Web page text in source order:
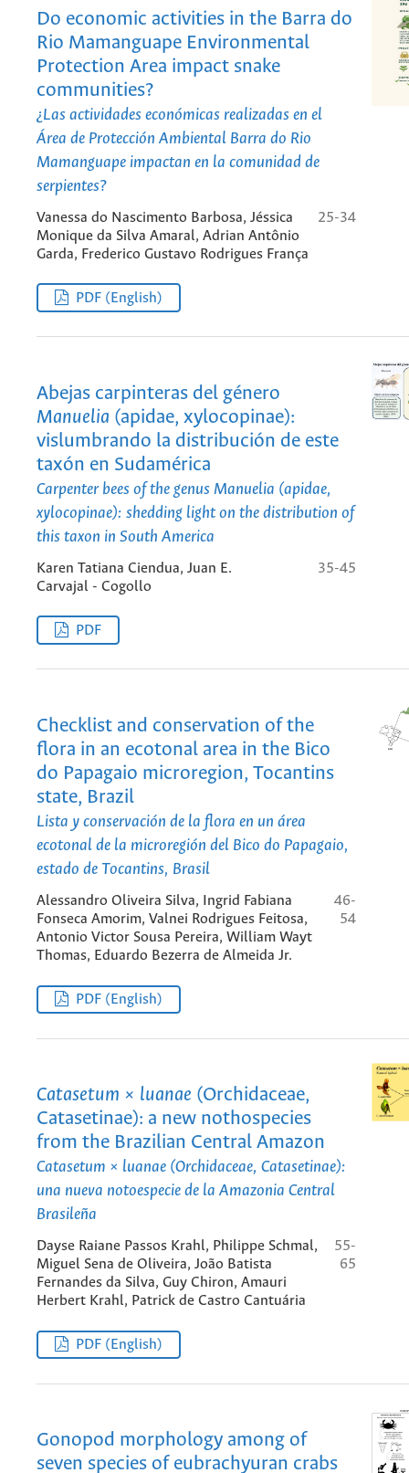
Do economic activities in the Barra do
Rio Mamanguape Environmental
Protection Area impact snake
communities?
¿Las actividades económicas realizadas en el
Área de Protección Ambiental Barra do Rio
Mamanguape impactan en la comunidad de
serpientes?
Vanessa do Nascimento Barbosa, Jéssica
Monique da Silva Amaral, Adrian Antônio
Garda, Frederico Gustavo Rodrigues França
25-34
PDF (English)
Abejas carpinteras del género
Manuelia (apidae, xylocopinae):
vislumbrando la distribución de este
taxón en Sudamérica
Carpenter bees of the genus Manuelia (apidae,
xylocopinae): shedding light on the distribution of
this taxon in South America
Karen Tatiana Ciendua, Juan E.
Carvajal - Cogollo
35-45
PDF
Checklist and conservation of the
flora in an ecotonal area in the Bico
do Papagaio microregion, Tocantins
state, Brazil
Lista y conservación de la flora en un área
ecotonal de la microregión del Bico do Papagaio,
estado de Tocantins, Brasil
Alessandro Oliveira Silva, Ingrid Fabiana
Fonseca Amorim, Valnei Rodrigues Feitosa,
Antonio Victor Sousa Pereira, William Wayt
Thomas, Eduardo Bezerra de Almeida Jr.
46-
54
PDF (English)
Catasetum × luanae (Orchidaceae,
Catasetinae): a new nothospecies
from the Brazilian Central Amazon
Catasetum × luanae (Orchidaceae, Catasetinae):
una nueva notoespecie de la Amazonia Central
Brasileña
Dayse Raiane Passos Krahl, Philippe Schmal,
Miguel Sena de Oliveira, João Batista
Fernandes da Silva, Guy Chiron, Amauri
Herbert Krahl, Patrick de Castro Cantuária
55-
65
PDF (English)
Gonopod morphology among of
seven species of eubrachyuran crabs